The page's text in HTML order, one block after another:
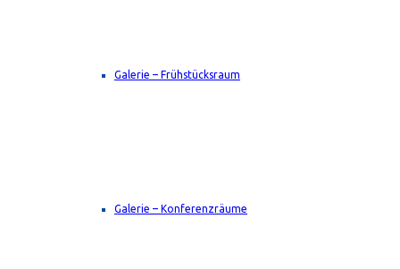
Galerie – Frühstücksraum
Galerie – Konferenzräume